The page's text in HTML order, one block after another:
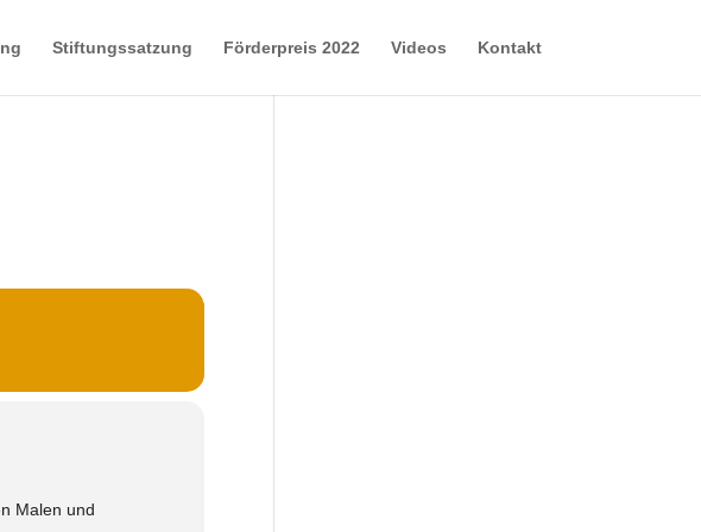
Stiftungssatzung Förderpreis 2022 Videos Kontakt
Malen und